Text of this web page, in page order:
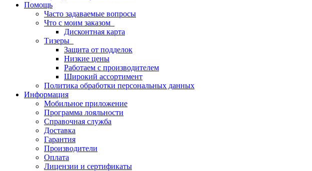
Помощь
Часто задаваемые вопросы
Что с моим заказом
Дисконтная карта
Тизеры
Защита от подделок
Низкие цены
Работаем с производителем
Широкий ассортимент
Политика обработки персональных данных
Информация
Мобильное приложение
Программа лояльности
Справочная служба
Доставка
Гарантия
Производители
Оплата
Лицензии и сертификаты